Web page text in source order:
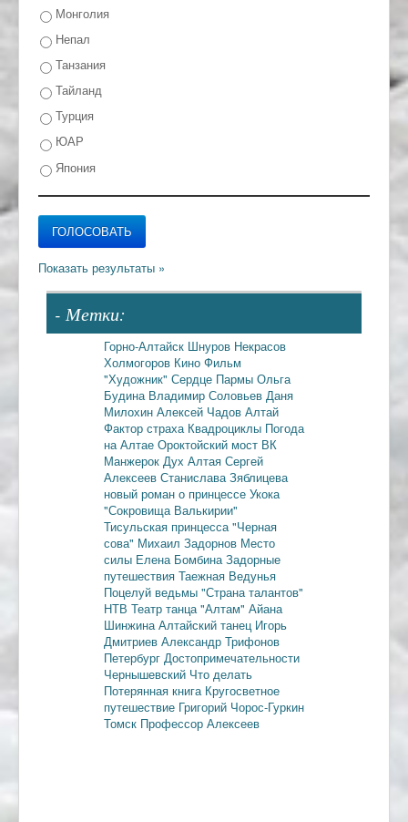
Монголия
Непал
Танзания
Тайланд
Турция
ЮАР
Япония
- Метки:
Горно-Алтайск Шнуров Некрасов
Холмогоров Кино Фильм
"Художник" Сердце Пармы Ольга
Будина Владимир Соловьев Даня
Милохин Алексей Чадов Алтай
Фактор страха Квадроциклы Погода
на Алтае Ороктойский мост ВК
Манжерок Дух Алтая Сергей
Алексеев Станислава Зяблицева
новый роман о принцессе Укока
"Сокровища Валькирии"
Тисульская принцесса "Черная
сова" Михаил Задорнов Место
силы Елена Бомбина Задорные
путешествия Таежная Ведунья
Поцелуй ведьмы "Страна талантов"
НТВ Театр танца "Алтам" Айана
Шинжина Алтайский танец Игорь
Дмитриев Александр Трифонов
Петербург Достопримечательности
Чернышевский Что делать
Потерянная книга Кругосветное
путешествие Григорий Чорос-Гуркин
Томск Профессор Алексеев